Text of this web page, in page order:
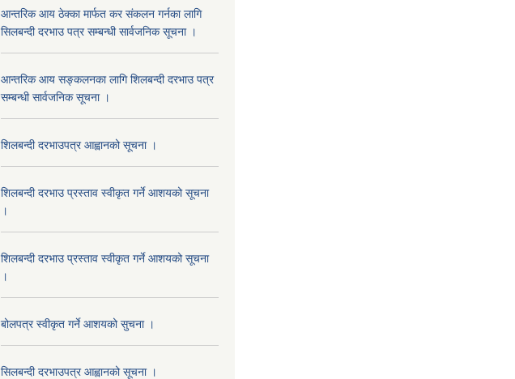
आन्तरिक आय ठेक्का मार्फत कर संकलन गर्नका लागि
सिलबन्दी दरभाउ पत्र सम्बन्धी सार्वजनिक सूचना ।
आन्तरिक आय सङ्कलनका लागि शिलबन्दी दरभाउ पत्र
सम्बन्धी सार्वजनिक सूचना ।
शिलबन्दी दरभाउपत्र आह्वानको सूचना ।
शिलबन्दी दरभाउ प्रस्ताव स्वीकृत गर्ने आशयको सूचना
।
शिलबन्दी दरभाउ प्रस्ताव स्वीकृत गर्ने आशयको सूचना
।
बोलपत्र स्वीकृत गर्ने आशयको सुचना ।
सिलबन्दी दरभाउपत्र आह्वानको सूचना ।